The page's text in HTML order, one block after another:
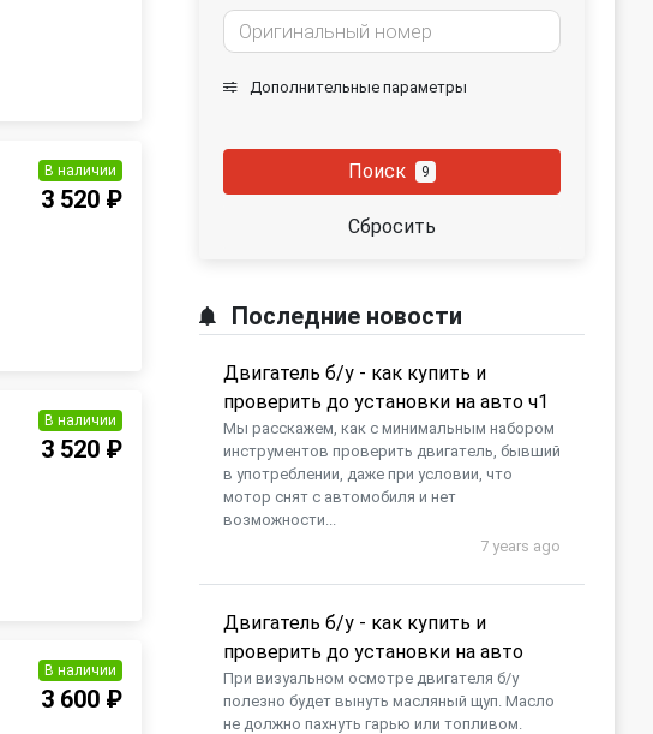
В наличии
3 520 ₽
В наличии
3 520 ₽
В наличии
3 600 ₽
Дополнительные параметры
Поиск 9
Сбросить
Последние новости
Двигатель б/у - как купить и
проверить до установки на авто ч1
Мы расскажем, как с минимальным набором
инструментов проверить двигатель, бывший
в употреблении, даже при условии, что
мотор снят с автомобиля и нет
возможности...
7 years ago
Двигатель б/у - как купить и
проверить до установки на авто
При визуальном осмотре двигателя б/у
полезно будет вынуть масляный щуп. Масло
не должно пахнуть гарью или топливом.